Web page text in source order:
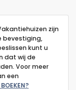
Vakantiehuizen zijn
bevestiging,
kunt u
dat wij de
Voor meer
een